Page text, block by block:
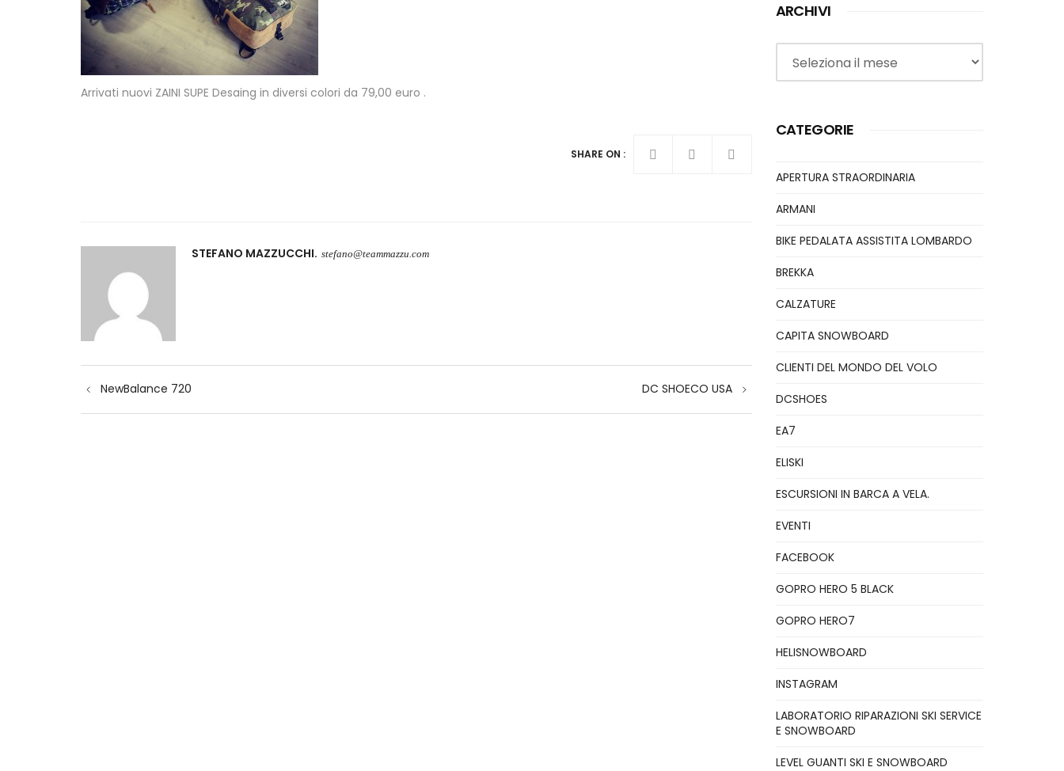
Arrivati nuovi ZAINI SUPE Desaing in diversi colori da 79,00 euro .
SHARE ON :
STEFANO MAZZUCCHI stefano@teammazzu.com
articoli
NewBalance 720 DC SHOECO USA
ARCHIVI
Archivi
CATEGORIE
APERTURA STRAORDINARIA
ARMANI
BIKE PEDALATA ASSISTITA LOMBARDO
BREKKA
CALZATURE
CAPITA SNOWBOARD
CLIENTI DEL MONDO DEL VOLO
DCSHOES
EA7
ELISKI
ESCURSIONI IN BARCA A VELA.
EVENTI
FACEBOOK
GOPRO HERO 5 BLACK
GOPRO HERO7
HELISNOWBOARD
INSTAGRAM
LABORATORIO RIPARAZIONI SKI SERVICE
E SNOWBOARD
LEVEL GUANTI SKI E SNOWBOARD